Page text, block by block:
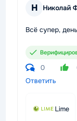
Н Николай
Всё супер,
0
Ответить
Lime